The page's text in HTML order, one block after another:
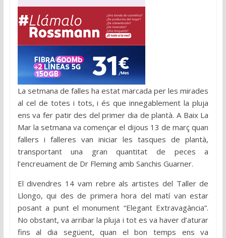
La setmana de falles ha estat marcada per les mirades
al cel de totes i tots, i és que innegablement la pluja
ens va fer patir des del primer dia de plantà. A Baix La
Mar la setmana va començar el dijous 13 de març quan
fallers i falleres van iniciar les tasques de plantà,
transportant una gran quantitat de peces a
l’encreuament de Dr Fleming amb Sanchis Guarner.
El divendres 14 vam rebre als artistes del Taller de
Llongo, qui des de primera hora del matí van estar
posant a punt el monument “Elegant Extravagància”.
No obstant, va arribar la pluja i tot es va haver d’aturar
fins al dia següent, quan el bon temps ens va